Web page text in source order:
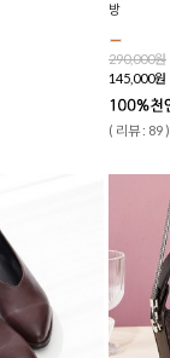
방
290,000원
145,000원
( 리뷰 : 89 )